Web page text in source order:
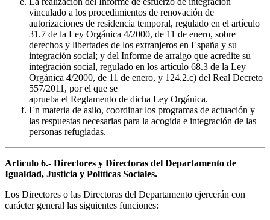
vinculado a los procedimientos de renovación de
autorizaciones de residencia temporal, regulado en el artículo
31.7 de la Ley Orgánica 4/2000, de 11 de enero, sobre
derechos y libertades de los extranjeros en España y su
integración social; y del Informe de arraigo que acredite su
integración social, regulado en los artículo 68.3 de la Ley
Orgánica 4/2000, de 11 de enero, y 124.2.c) del Real Decreto
557/2011, por el que se
aprueba el Reglamento de dicha Ley Orgánica.
En materia de asilo, coordinar los programas de actuación y
las respuestas necesarias para la acogida e integración de las
personas refugiadas.
Artículo 6.- Directores y Directoras del Departamento de
Igualdad, Justicia y Políticas Sociales.
Los Directores o las Directoras del Departamento ejercerán con
carácter general las siguientes funciones: